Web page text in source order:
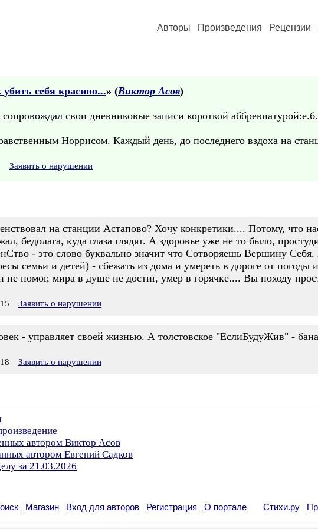
Авторы Произведения Рецензии
себя красиво...» (Виктор Асов)
свои дневниковые записи короткой
Норрисом. Каждый день, до последнего вздоха на
Заявить о нарушении
на станции Астапово? Хочу конкретики.... Потому, что
бедолага, куда глаза глядят. А здоровье уже не то было,
- это слово буквально значит что Сотворяешь Вершину
семьи и детей) - сбежать из дома и умереть в дороге от
не помог, мира в душе не достиг, умер в горячке.... Вы походу
Заявить о нарушении
- управляет своей жизнью. А толстовское "ЕслиБудуЖив" -
Заявить о нарушении
автором Виктор Асов
автором Евгений Садков
за 21.03.2026
Магазин Вход для авторов Регистрация О портале Стихи.ру